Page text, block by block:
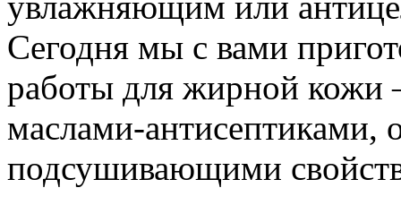
Сегодня мы с вами
работы для жирной кожи
маслами-
подсушивающими